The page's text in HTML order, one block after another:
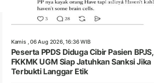
Kamis , 06 Aug 2026, 16:36 WIB
Peserta PPDS Diduga Cibir Pasien BPJS,
FKKMK UGM Siap Jatuhkan Sanksi Jika
Terbukti Langgar Etik